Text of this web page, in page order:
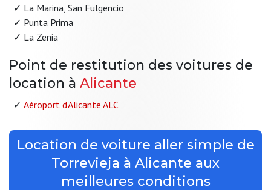
La Marina, San Fulgencio
Punta Prima
La Zenia
Point de restitution des voitures de
location à Alicante
Aéroport d'Alicante ALC
Location de voiture aller simple de
Torrevieja à Alicante aux
meilleures conditions